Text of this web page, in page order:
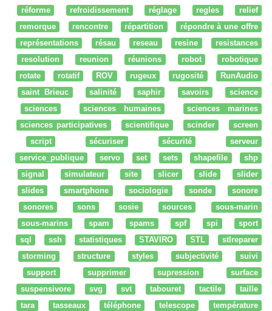
réforme
refroidissement réglage regles
relief
remorque
rencontre répartition
répondre à une offre
représentations
résau reseau resine
resistances
resolution
reunion réunions robot
robotique
rotate
rotatif ROV rugeux rugosité
RunAudio
saint Brieuc
salinité saphir savoirs
science
sciences
sciences humaines
sciences marines
sciences participatives
scientifique scinder
screen
script
sécuriser sécurité
serveur
service_publique
servo set sets shapefile
shp
signal
simulateur site slicer slide
slider
slides
smartphone sociologie sonde
sonore
sonores
sons sosie sources
sous-marin
sous-marins
spam spams spf spi
sport
sql
ssh statistiques STAVIRO STL
stlreparer
storming
structure styles subjectivité
suivi
support
supprimer supression
surface
suspensivore
svg svt tabouret tactile
taille
tara
tasseaux téléphone telescope
température